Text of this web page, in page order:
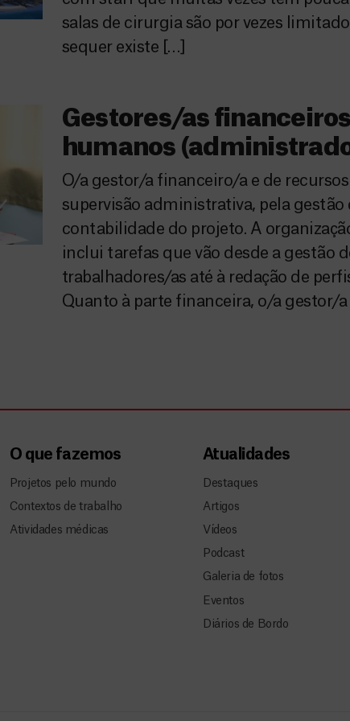
salas de cirurgia são por vezes
sequer existe […]
Gestores/as
humanos
O/a gestor/a financeiro/a e de
supervisão administrativa, pela gestão
contabilidade do projeto. A
inclui tarefas que vão desde a gestão
trabalhadores/as até à redação de
Quanto à parte financeira, o/a gestor/
O que fazemos
Projetos pelo mundo
Contextos de trabalho
Atividades médicas
Atualidades
Destaques
Artigos
Vídeos
Podcast
Galeria de fotos
Eventos
Diários de Bordo